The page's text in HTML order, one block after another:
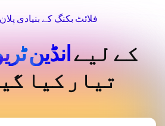
فلائٹ بکنگ کے بنیادی
انڈینکے لیے
تیار کیا